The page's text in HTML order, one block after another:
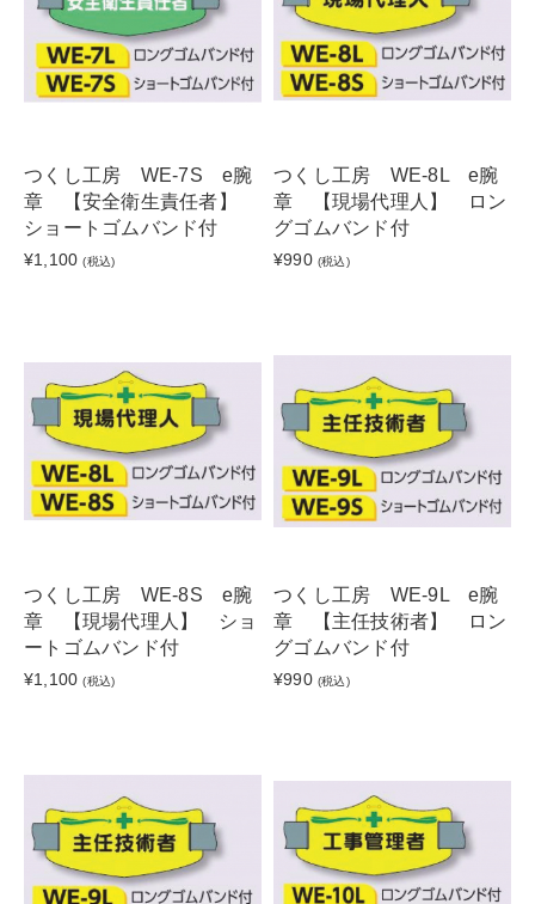
つくし工房 WE-7S e腕
章 【安全衛生責任者】
ショートゴムバンド付
¥1,100 (税込)
つくし工房 WE-8L e腕
章 【現場代理人】 ロン
グゴムバンド付
¥990 (税込)
つくし工房 WE-8S e腕
章 【現場代理人】 ショ
ートゴムバンド付
¥1,100 (税込)
つくし工房 WE-9L e腕
章 【主任技術者】 ロン
グゴムバンド付
¥990 (税込)